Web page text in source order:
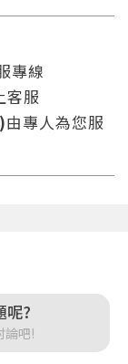
與隱私權政
專線
客服
由專人為您服
呢?
論吧!